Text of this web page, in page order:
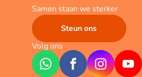
Samen staan we sterker
Steun ons
Volg ons